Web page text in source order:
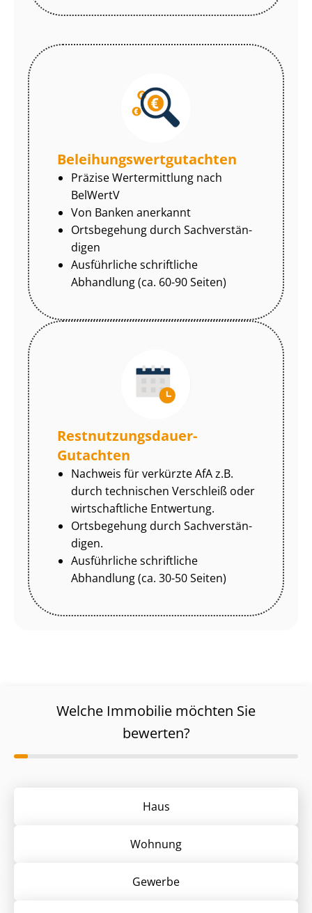
Be­lei­hungs­wert­gut­ach­ten
Präzise Wertermittlung nach
BelWertV
Von Banken anerkannt
Ortsbegehung durch Sach­ver­stän­
di­gen
Ausführliche schriftliche
Abhandlung (ca. 60-90 Seiten)
Rest­nut­zungs­dau­er-
Gutachten
Nachweis für verkürzte AfA z.B.
durch technischen Verschleiß oder
wirtschaftliche Entwertung.
Ortsbegehung durch Sach­ver­stän­
di­gen.
Ausführliche schriftliche
Abhandlung (ca. 30-50 Seiten)
Welche Immobilie möchten Sie
bewerten?
Haus
Wohnung
Gewerbe